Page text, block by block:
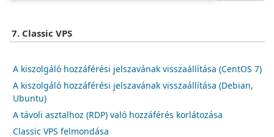
7. Classic VPS
A kiszolgáló hozzáférési jelszavának visszaállítása (CentOS 7)
A kiszolgáló hozzáférési jelszavának visszaállítása (Debian,
Ubuntu)
A távoli asztalhoz (RDP) való hozzáférés korlátozása
Classic VPS felmondása